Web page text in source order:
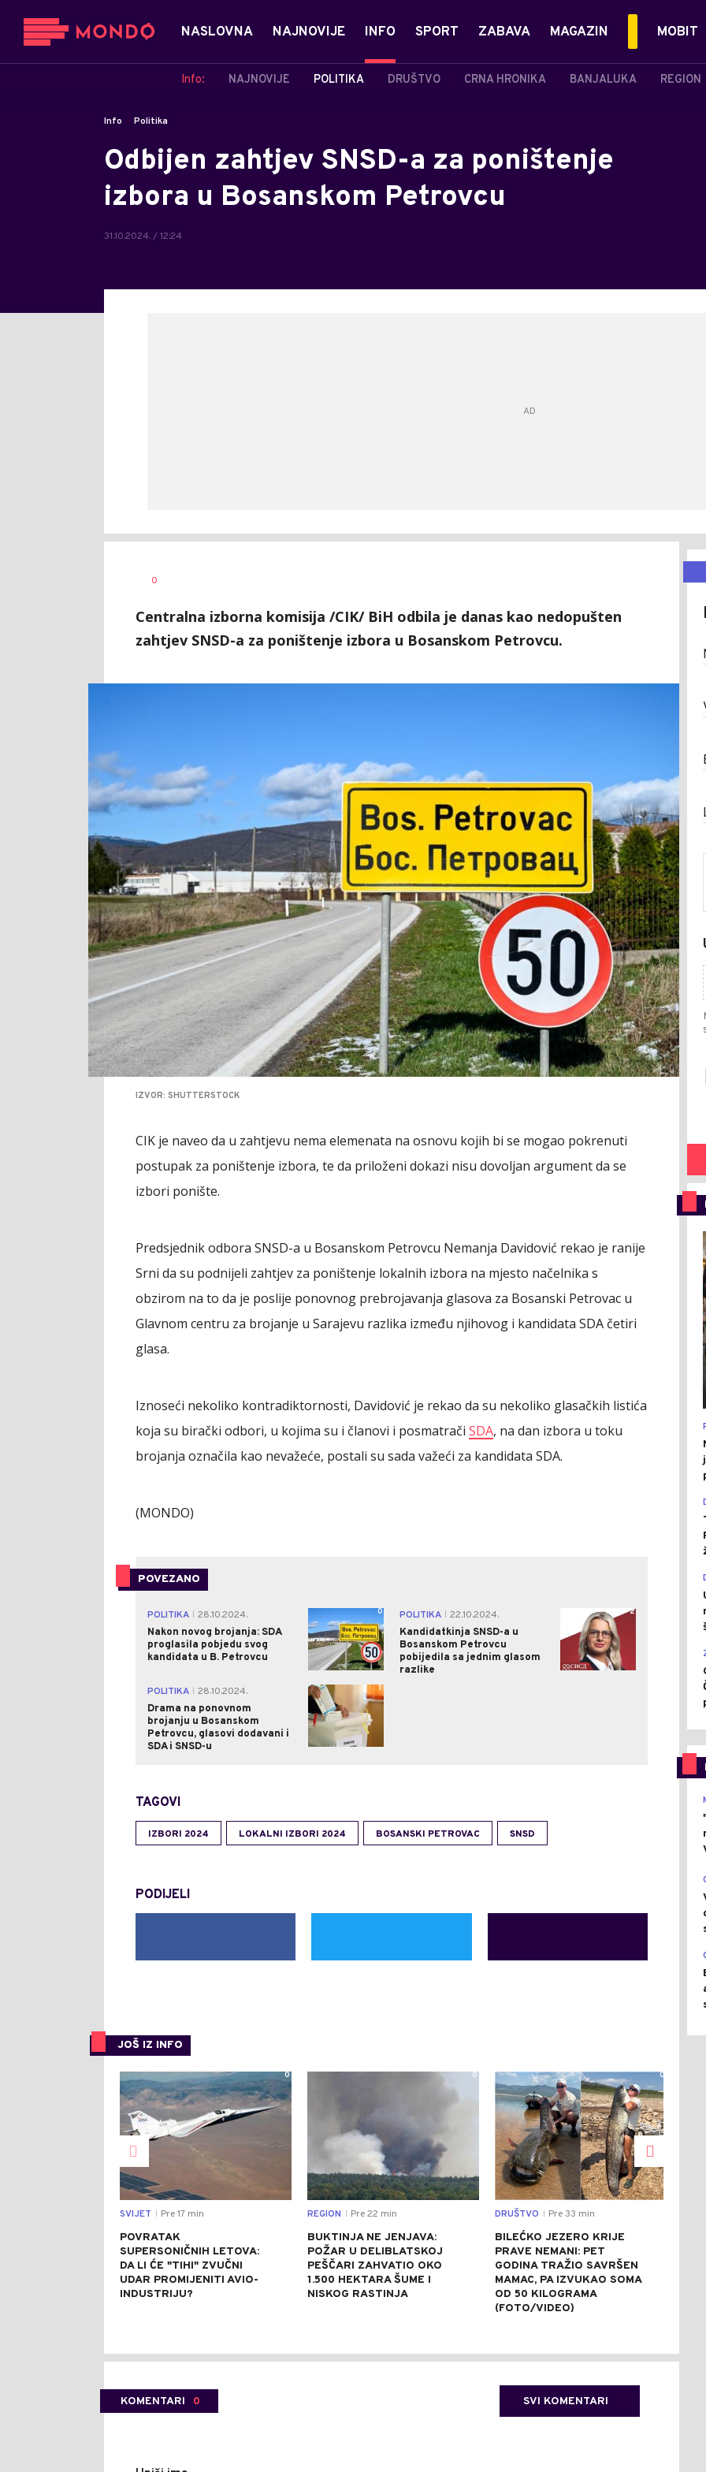
NASLOVNA NAJNOVIJE INFO
Info: NAJNOVIJE POLITIKA DRUŠTVO CRNA HRONIKA BANJALUKA REGION
SPORT ZABAVA MAGAZIN MOBIT
Info Politika
Odbijen zahtjev SNSD-a za poništenje
izbora u Bosanskom Petrovcu
31.10.2024. / 12:24
AUTOR
0
Centralna izborna komisija /CIK/ BiH odbila je danas kao nedopušten
zahtjev SNSD-a za poništenje izbora u Bosanskom Petrovcu.
IZVOR: SHUTTERSTOCK
CIK je naveo da u zahtjevu nema elemenata na osnovu kojih bi se mogao pokrenuti
postupak za poništenje izbora, te da priloženi dokazi nisu dovoljan argument da se
izbori ponište.
Predsjednik odbora SNSD-a u Bosanskom Petrovcu Nemanja Davidović rekao je ranije
Srni da su podnijeli zahtjev za poništenje lokalnih izbora na mjesto načelnika s
obzirom na to da je poslije ponovnog prebrojavanja glasova za Bosanski Petrovac u
Glavnom centru za brojanje u Sarajevu razlika između njihovog i kandidata SDA četiri
glasa.
Iznoseći nekoliko kontradiktornosti, Davidović je rekao da su nekoliko glasačkih listića
koja su birački odbori, u kojima su i članovi i posmatrači SDA, na dan izbora u toku
brojanja označila kao nevažeće, postali su sada važeći za kandidata SDA.
(MONDO)
POVEZANO
POLITIKA
28.10.2024.
Nakon novog brojanja: SDA
proglasila pobjedu svog
kandidata u B. Petrovcu
0 POLITIKA
22.10.2024.
Kandidatkinja SNSD-a u
Bosanskom Petrovcu
pobijedila sa jednim glasom
razlike
2
POLITIKA
28.10.2024.
Drama na ponovnom
brojanju u Bosanskom
Petrovcu, glasovi dodavani i
SDA i SNSD-u
1
TAGOVI
IZBORI 2024 LOKALNI IZBORI 2024 BOSANSKI PETROVAC SNSD
PODIJELI
JOŠ IZ INFO
0
SVIJET Pre 17 min
POVRATAK
SUPERSONIČNIH LETOVA:
DA LI ĆE "TIHI" ZVUČNI
UDAR PROMIJENITI AVIO-
INDUSTRIJU?
0
REGION Pre 22 min
BUKTINJA NE JENJAVA:
POŽAR U DELIBLATSKOJ
PEŠČARI ZAHVATIO OKO
1.500 HEKTARA ŠUME I
NISKOG RASTINJA
0
DRUŠTVO Pre 33 min
BILEĆKO JEZERO KRIJE
PRAVE NEMANI: PET
GODINA TRAŽIO SAVRŠEN
MAMAC, PA IZVUKAO SOMA
OD 50 KILOGRAMA
(FOTO/VIDEO)
KOMENTARI 0 SVI KOMENTARI